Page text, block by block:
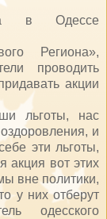
в Одессе
Региона»,
проводить
акции
льготы, нас
и
эти льготы,
акция вот этих
вне политики,
у них отберут
одесского